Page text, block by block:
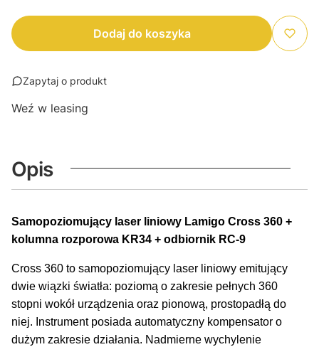
Dodaj do koszyka
Zapytaj o produkt
Weź w leasing
Opis
Samopoziomujący laser liniowy Lamigo Cross 360 +
kolumna rozporowa KR34 + odbiornik RC-9
Cross 360 to samopoziomujący laser liniowy emitujący
dwie wiązki światła: poziomą o zakresie pełnych 360
stopni wokół urządzenia oraz pionową, prostopadłą do
niej. Instrument posiada automatyczny kompensator o
dużym zakresie działania. Nadmierne wychylenie